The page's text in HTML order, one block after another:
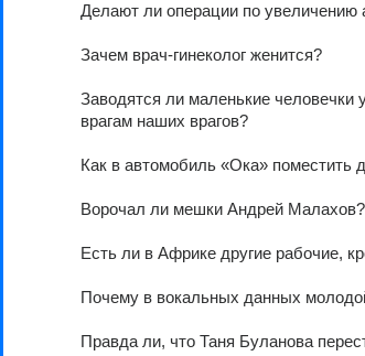
Делают ли операции по увеличению
Зачем врач-гинеколог женится?
Заводятся ли маленькие
врагам наших врагов?
Как в автомобиль «Ока» поместить
Ворочал ли мешки Андрей Малахов?
Есть ли в Африке другие рабочие,
Почему в вокальных данных
Правда ли, что Таня Буланова